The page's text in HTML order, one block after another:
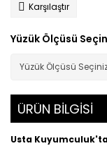
Karşılaştır
Yüzük Ölçüsü
ÜRÜN BİLGİSİ
Usta